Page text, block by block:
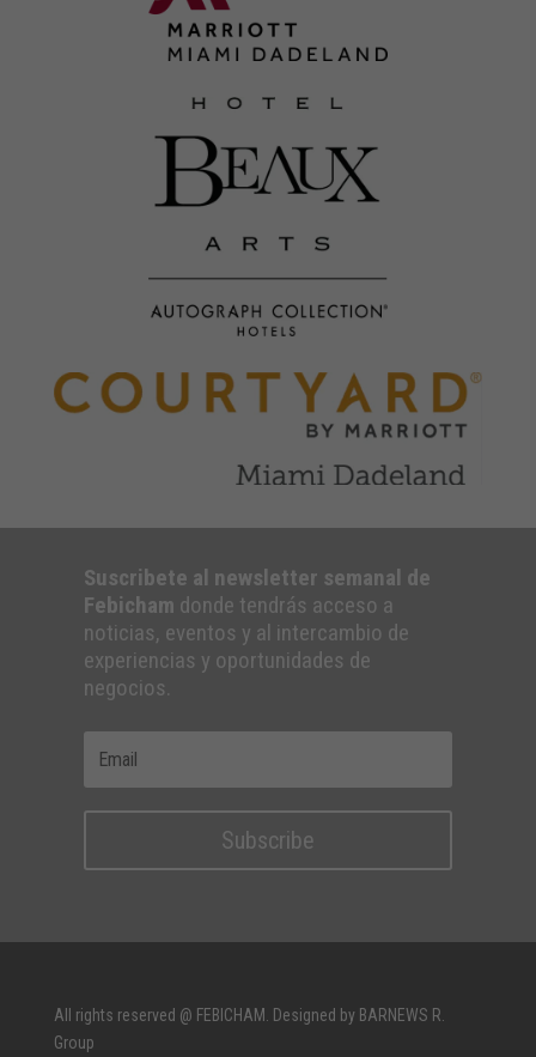
Suscribete al newsletter semanal de
Febicham donde tendrás acceso a
noticias, eventos y al intercambio de
experiencias y oportunidades de
negocios.
Subscribe
All rights reserved @ FEBICHAM. Designed by BARNEWS R.
Group